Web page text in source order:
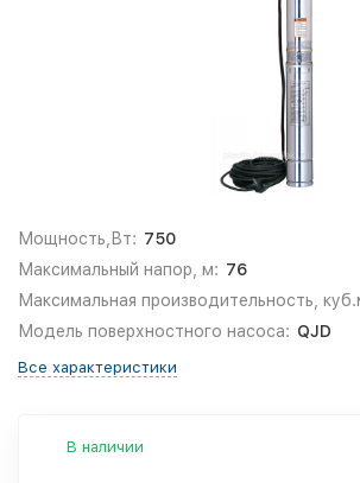
Мощность,Вт: 750
Максимальный напор, м: 76
Максимальная производительность,
Модель поверхностного насоса: QJD
Все характеристики
В наличии